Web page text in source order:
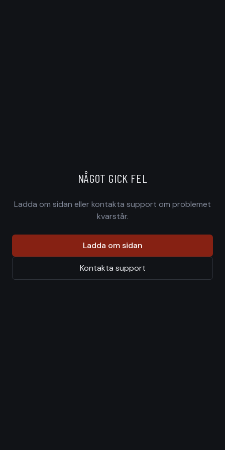
NÅGOT GICK FEL
Ladda om sidan eller kontakta support om problemet
kvarstår.
Ladda om sidan
Kontakta support